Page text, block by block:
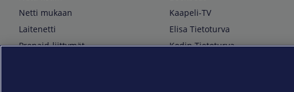
Netti mukaan
Laitenetti
Prepaid-liittymät
Kaapeli-TV
Elisa Tietoturva
Kodin Tietoturva